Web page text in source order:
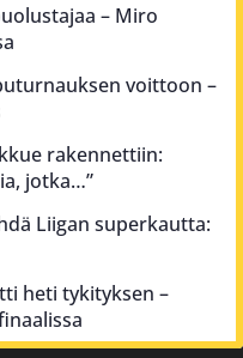
– Miro
voittoon –
rakennettiin:
jotka…”
Liigan superkautta:
heti tykityksen –